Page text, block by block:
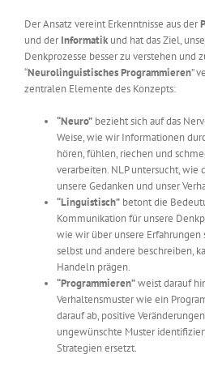
Der Ansatz vereint Erkenntnisse aus der
und derInformatikund hat das Ziel,
Denkprozesse besser zu verstehen und
“Neurolinguistisches Programmieren”
zentralen Elemente des Konzepts:
“Neuro”bezieht sich auf das
Weise, wie wir Informationen
hören, fühlen, riechen und
verarbeiten. NLP untersucht, wie
unsere Gedanken und unser
“Linguistisch”betont die
Kommunikation für unsere
wie wir über unsere
selbst und andere beschreiben,
Handeln prägen.
“Programmieren”weist darauf
Verhaltensmuster wie ein
darauf ab, positive
ungewünschte Muster
Strategien ersetzt.